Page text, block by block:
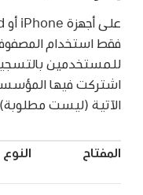
فقط استخدام
للمستخدمين بالتسجيل
اشتركت فيها
الآتية (ليست
المفتاح النوع